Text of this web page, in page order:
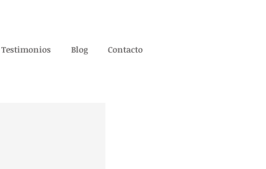
Testimonios Blog Contacto